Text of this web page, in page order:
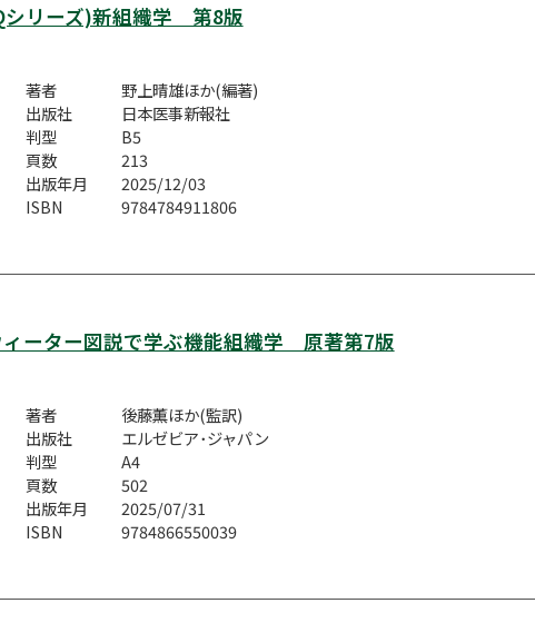
シリーズ)新組織学 第8版
著者
野上晴雄ほか(編著)
出版社
日本医事新報社
判型
B5
頁数
213
出版年月
2025/12/03
ISBN
9784784911806
ィーター図説で学ぶ機能組織学 原著第7版
著者
後藤薫ほか(監訳)
出版社
エルゼビア･ジャパン
判型
A4
頁数
502
出版年月
2025/07/31
ISBN
9784866550039